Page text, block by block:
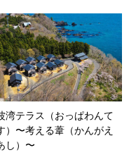
湾テラス（おっぱわんて
）〜考える葦（かんがえ
し）〜